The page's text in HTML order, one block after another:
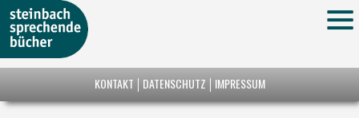
KONTAKT DATENSCHUTZ IMPRESSUM